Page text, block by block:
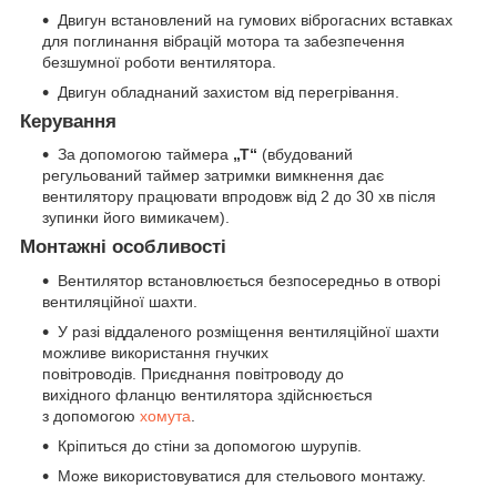
Двигун встановлений на гумових віброгасних вставках
для поглинання вібрацій мотора та забезпечення
безшумної роботи вентилятора.
Двигун обладнаний захистом від перегрівання.
Керування
За допомогою таймера „Т“ (вбудований
регульований таймер затримки вимкнення дає
вентилятору працювати впродовж від 2 до 30 хв після
зупинки його вимикачем).
Монтажні особливості
Вентилятор встановлюється безпосередньо в отворі
вентиляційної шахти.
У разі віддаленого розміщення вентиляційної шахти
можливе використання гнучких
повітроводів. Приєднання повітроводу до
вихідного фланцю вентилятора здійснюється
з допомогою хомута.
Кріпиться до стіни за допомогою шурупів.
Може використовуватися для стельового монтажу.